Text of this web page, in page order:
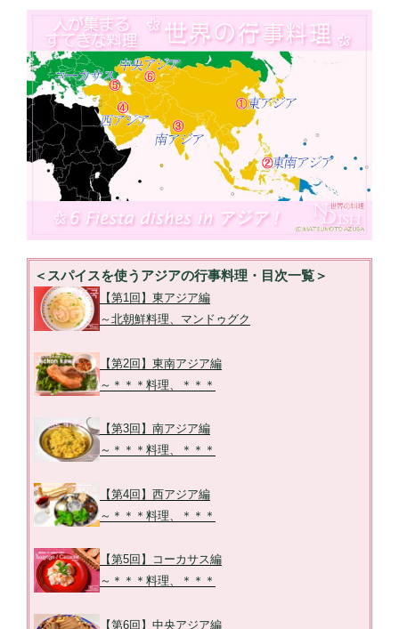
＜スパイスを使うアジアの行事料理・目次一覧＞
【第1回】東アジア編
～北朝鮮料理、マンドゥグク
【第2回】東南アジア編
～＊＊＊料理、＊＊＊
【第3回】南アジア編
～＊＊＊料理、＊＊＊
【第4回】西アジア編
～＊＊＊料理、＊＊＊
【第5回】コーカサス編
～＊＊＊料理、＊＊＊
【第6回】中央アジア編